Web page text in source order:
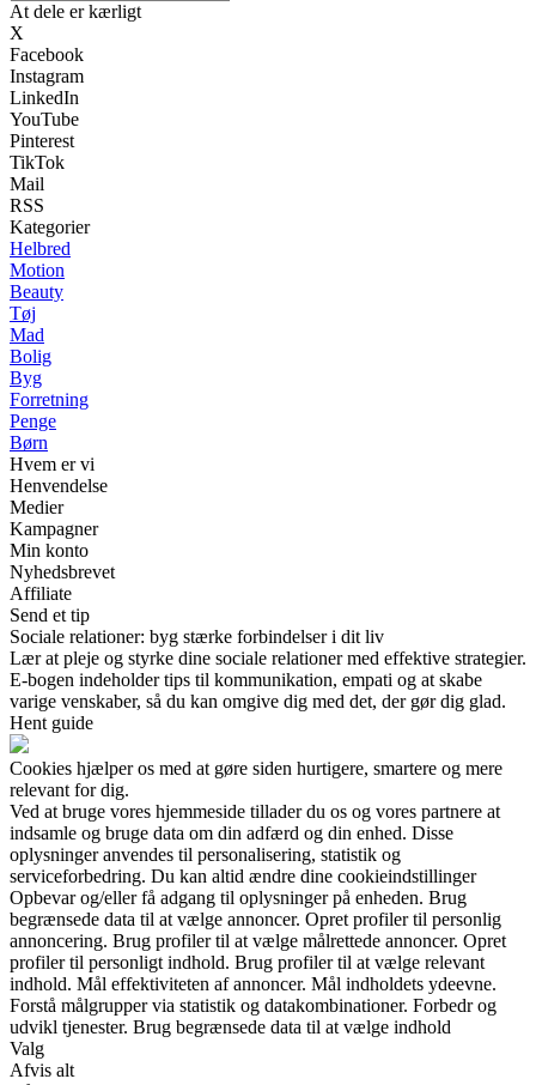
At dele er kærligt
X
Facebook
Instagram
LinkedIn
YouTube
Pinterest
TikTok
Mail
RSS
Kategorier
Helbred
Motion
Beauty
Tøj
Mad
Bolig
Byg
Forretning
Penge
Børn
Hvem er vi
Henvendelse
Medier
Kampagner
Min konto
Nyhedsbrevet
Affiliate
Send et tip
Sociale relationer: byg stærke forbindelser i dit liv
Lær at pleje og styrke dine sociale relationer med effektive strategier.
E-bogen indeholder tips til kommunikation, empati og at skabe
varige venskaber, så du kan omgive dig med det, der gør dig glad.
Hent guide
Cookies hjælper os med at gøre siden hurtigere, smartere og mere
relevant for dig.
Ved at bruge vores hjemmeside tillader du os og vores partnere at
indsamle og bruge data om din adfærd og din enhed. Disse
oplysninger anvendes til personalisering, statistik og
serviceforbedring. Du kan altid ændre dine cookieindstillinger
Opbevar og/eller få adgang til oplysninger på enheden. Brug
begrænsede data til at vælge annoncer. Opret profiler til personlig
annoncering. Brug profiler til at vælge målrettede annoncer. Opret
profiler til personligt indhold. Brug profiler til at vælge relevant
indhold. Mål effektiviteten af annoncer. Mål indholdets ydeevne.
Forstå målgrupper via statistik og datakombinationer. Forbedr og
udvikl tjenester. Brug begrænsede data til at vælge indhold
Valg
Afvis alt